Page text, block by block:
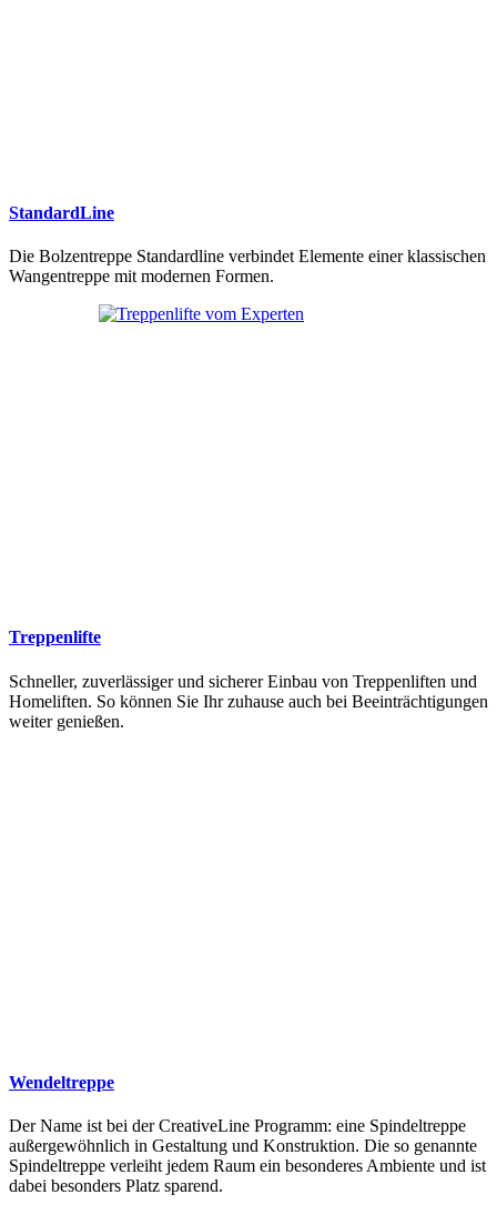
StandardLine
Die Bolzentreppe Standardline verbindet Elemente einer klassischen
Wangentreppe mit modernen Formen.
Treppenlifte
Schneller, zuverlässiger und sicherer Einbau von Treppenliften und
Homeliften. So können Sie Ihr zuhause auch bei Beeinträchtigungen
weiter genießen.
Wendeltreppe
Der Name ist bei der CreativeLine Programm: eine Spindeltreppe
außergewöhnlich in Gestaltung und Konstruktion. Die so genannte
Spindeltreppe verleiht jedem Raum ein besonderes Ambiente und ist
dabei besonders Platz sparend.